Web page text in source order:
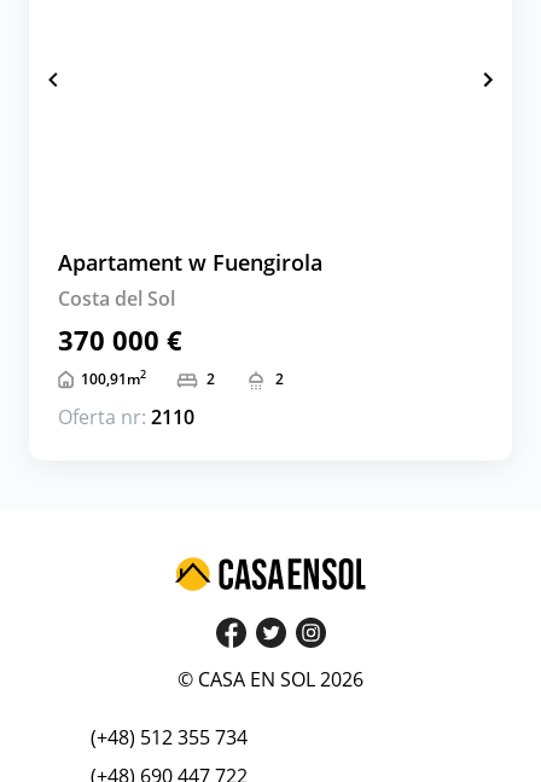
Apartament w Fuengirola
Costa del Sol
370 000 €
100,91m2 2 2
Oferta nr: 2110
© CASA EN SOL 2026
(+48) 512 355 734
(+48) 690 447 722